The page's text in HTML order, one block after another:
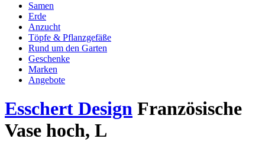
Samen
Erde
Anzucht
Töpfe & Pflanzgefäße
Rund um den Garten
Geschenke
Marken
Angebote
Esschert Design Französische
Vase hoch, L